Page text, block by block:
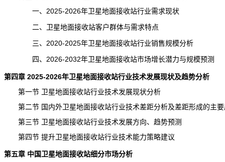
一、2025-2026年卫星地面接收站行业需求现状
二、卫星地面接收站客户群体与需求特点
三、2020-2025年卫星地面接收站行业销售规模分析
四、2026-2032年卫星地面接收站市场增长潜力与规模预测
第四章 2025-2026年卫星地面接收站行业技术发展现状及趋势分析
第一节 卫星地面接收站行业技术发展现状分析
第二节 国内外卫星地面接收站行业技术差距分析及差距形成的主要
第三节 卫星地面接收站行业技术发展方向、趋势预测
第四节 提升卫星地面接收站行业技术能力策略建议
第五章 中国卫星地面接收站细分市场分析